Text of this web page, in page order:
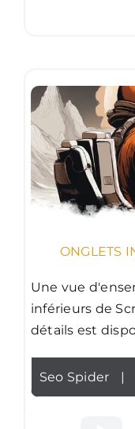
ONGLETS
Une vue
inférieurs de
détails est
Seo Spider |